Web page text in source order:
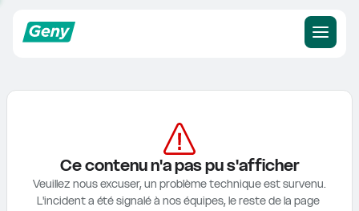
Ce contenu n'a pas pu s'afficher
Veuillez nous excuser, un problème technique est survenu.
L'incident a été signalé à nos équipes, le reste de la page